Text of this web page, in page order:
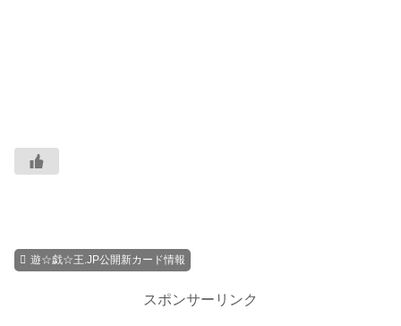
遊☆戯☆王.JP公開新カード情報
スポンサーリンク